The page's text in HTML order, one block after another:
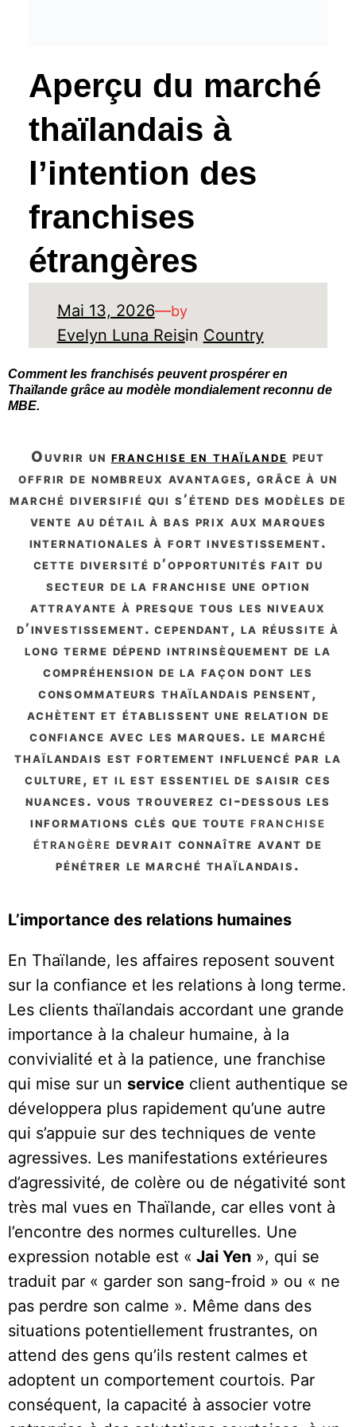
Aperçu du marché
thaïlandais à
l’intention des
franchises
étrangères
Mai 13, 2026—by
Evelyn Luna Reisin Country
Comment les franchisés peuvent prospérer en
Thaïlande grâce au modèle mondialement reconnu de
MBE.
ouvrir un franchise en thaïlande peut
offrir de nombreux avantages, grâce à un
marché diversifié qui s’étend des modèles de
vente au détail à bas prix aux marques
internationales à fort investissement.
cette diversité d’opportunités fait du
secteur de la franchise une option
attrayante à presque tous les niveaux
d’investissement. cependant, la réussite à
long terme dépend intrinsèquement de la
compréhension de la façon dont les
consommateurs thaïlandais pensent,
achètent et établissent une relation de
confiance avec les marques. le marché
thaïlandais est fortement influencé par la
culture, et il est essentiel de saisir ces
nuances. vous trouverez ci-dessous les
informations clés que toute franchise
étrangère devrait connaître avant de
pénétrer le marché thaïlandais.
L’importance des relations humaines
En Thaïlande, les affaires reposent souvent
sur la confiance et les relations à long terme.
Les clients thaïlandais accordant une grande
importance à la chaleur humaine, à la
convivialité et à la patience, une franchise
qui mise sur un service client authentique se
développera plus rapidement qu’une autre
qui s’appuie sur des techniques de vente
agressives. Les manifestations extérieures
d’agressivité, de colère ou de négativité sont
très mal vues en Thaïlande, car elles vont à
l’encontre des normes culturelles. Une
expression notable est « Jai Yen », qui se
traduit par « garder son sang-froid » ou « ne
pas perdre son calme ». Même dans des
situations potentiellement frustrantes, on
attend des gens qu’ils restent calmes et
adoptent un comportement courtois. Par
conséquent, la capacité à associer votre